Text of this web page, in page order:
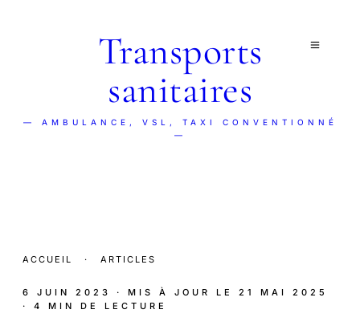
Transports
sanitaires
— AMBULANCE, VSL, TAXI CONVENTIONNÉ
—
ACCUEIL · ARTICLES
6 JUIN 2023 · MIS À JOUR LE 21 MAI 2025
· 4 MIN DE LECTURE